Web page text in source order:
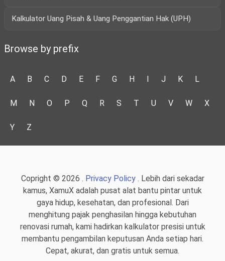
Kalkulator Uang Pisah & Uang Penggantian Hak (UPH)
Browse by prefix
A B C D E F G H I J K L
M N O P Q R S T U V W X
Y Z
Copright © 2026 . Privacy Policy. Lebih dari sekadar
kamus, XamuX adalah pusat alat bantu pintar untuk
gaya hidup, kesehatan, dan profesional. Dari
menghitung pajak penghasilan hingga kebutuhan
renovasi rumah, kami hadirkan kalkulator presisi untuk
membantu pengambilan keputusan Anda setiap hari.
Cepat, akurat, dan gratis untuk semua.